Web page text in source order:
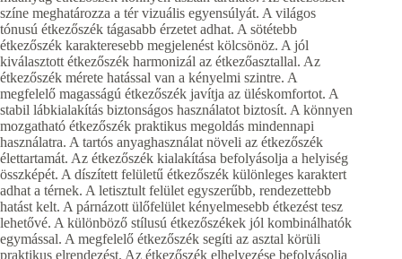
színe meghatározza a tér vizuális egyensúlyát. A világos
tónusú étkezőszék tágasabb érzetet adhat. A sötétebb
étkezőszék karakteresebb megjelenést kölcsönöz. A jól
kiválasztott étkezőszék harmonizál az étkezőasztallal. Az
étkezőszék mérete hatással van a kényelmi szintre. A
megfelelő magasságú étkezőszék javítja az üléskomfortot. A
stabil lábkialakítás biztonságos használatot biztosít. A könnyen
mozgatható étkezőszék praktikus megoldás mindennapi
használatra. A tartós anyaghasználat növeli az étkezőszék
élettartamát. Az étkezőszék kialakítása befolyásolja a helyiség
összképét. A díszített felületű étkezőszék különleges karaktert
adhat a térnek. A letisztult felület egyszerűbb, rendezettebb
hatást kelt. A párnázott ülőfelület kényelmesebb étkezést tesz
lehetővé. A különböző stílusú étkezőszékek jól kombinálhatók
egymással. A megfelelő étkezőszék segíti az asztal körüli
praktikus elrendezést. Az étkezőszék elhelyezése befolyásolja